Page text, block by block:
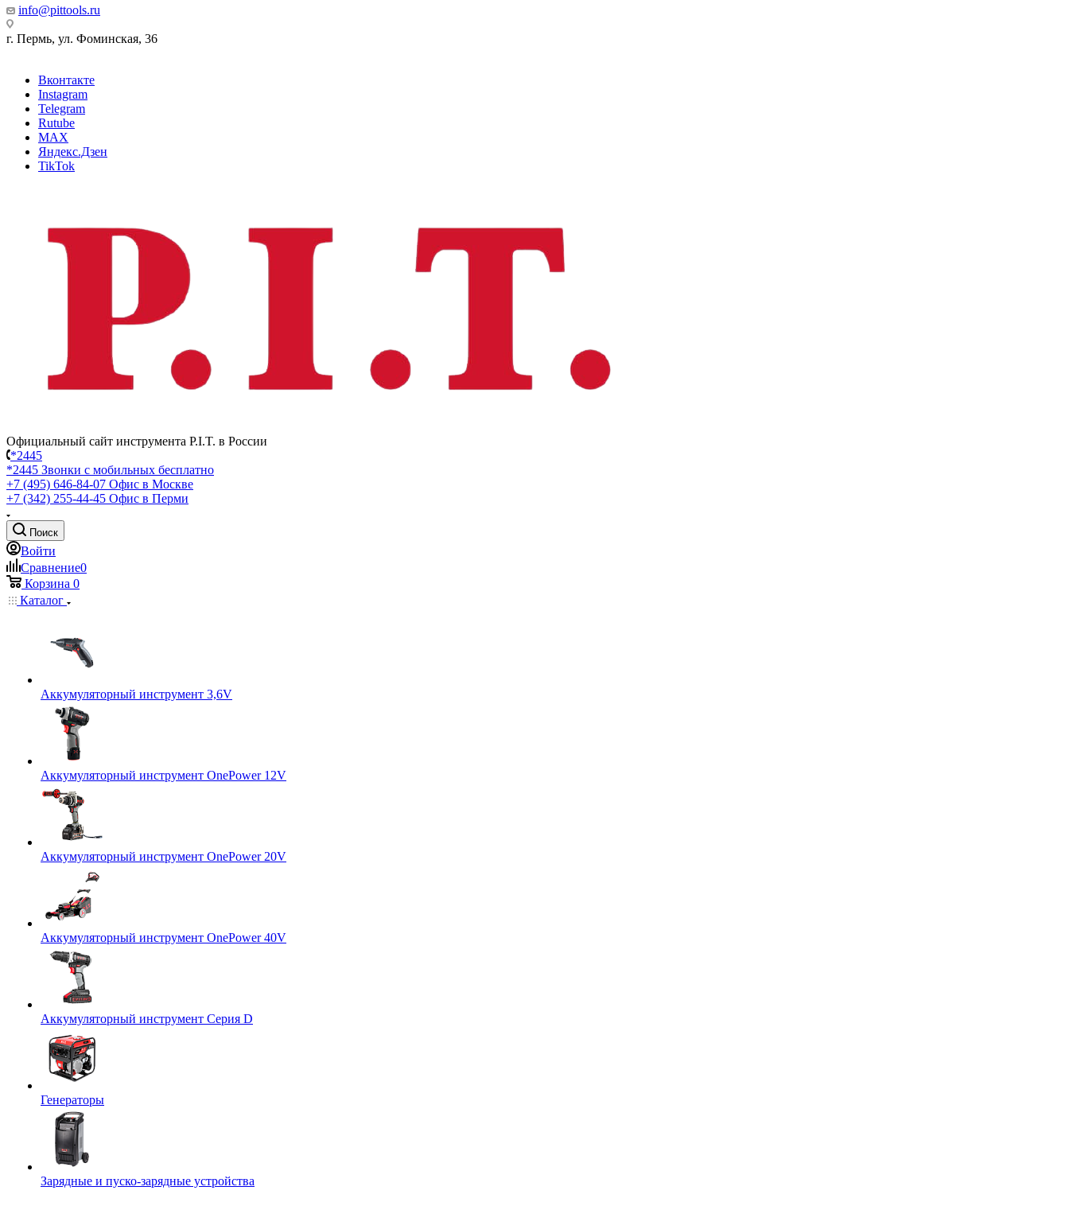
info@pittools.ru
г. Пермь, ул. Фоминская, 36
Вконтакте
Instagram
Telegram
Rutube
MAX
Яндекс.Дзен
TikTok
Официальный сайт инструмента P.I.T. в России
*2445
*2445 Звонки с мобильных бесплатно
+7 (495) 646-84-07 Офис в Москве
+7 (342) 255-44-45 Офис в Перми
Поиск
Войти
Сравнение0
Корзина 0
Каталог
Аккумуляторный инструмент 3,6V
Аккумуляторный инструмент OnePower 12V
Аккумуляторный инструмент OnePower 20V
Аккумуляторный инструмент OnePower 40V
Аккумуляторный инструмент Серия D
Генераторы
Зарядные и пуско-зарядные устройства